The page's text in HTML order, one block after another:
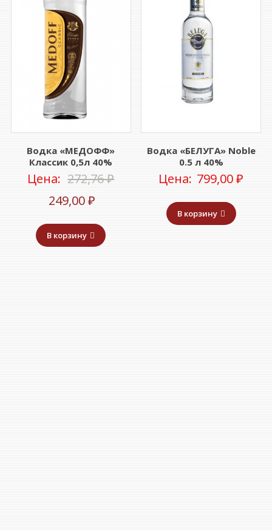
Водка «МЕДОФФ»
Классик 0,5л 40%
Цена: 272,76₽Первоначальная
составляла
249,00₽Текущая
цена:
249,00 ₽.
В корзину
Водка «БЕЛУГА» Noble
0.5 л 40%
Цена: 799,00₽
В корзину